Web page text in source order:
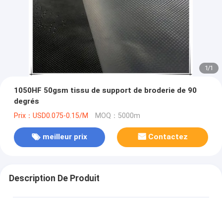
1/1
1050HF 50gsm tissu de support de broderie de 90
degrés
Prix：USD0.075-0.15/M MOQ：5000m
meilleur prix Contactez
Description De Produit